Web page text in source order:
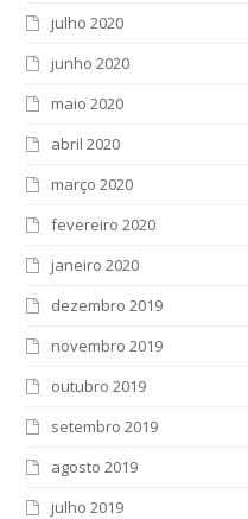
julho 2020
junho 2020
maio 2020
abril 2020
março 2020
fevereiro 2020
janeiro 2020
dezembro 2019
novembro 2019
outubro 2019
setembro 2019
agosto 2019
julho 2019